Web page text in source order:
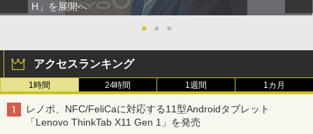
H」を展開へ
●
● ●
アクセスランキング
1時間 24時間 1週間 1カ月
レノボ、NFC/FeliCaに対応する11型Androidタブレット
「Lenovo ThinkTab X11 Gen 1」を発売